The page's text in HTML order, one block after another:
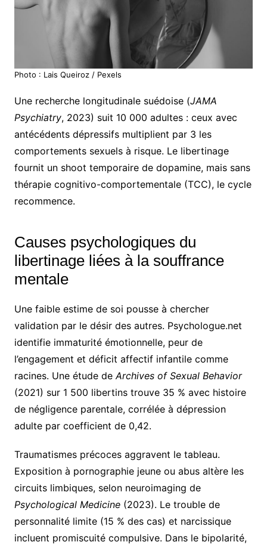
Photo : Lais Queiroz / Pexels
Une recherche longitudinale suédoise (JAMA
Psychiatry, 2023) suit 10 000 adultes : ceux avec
antécédents dépressifs multiplient par 3 les
comportements sexuels à risque. Le libertinage
fournit un shoot temporaire de dopamine, mais sans
thérapie cognitivo-comportementale (TCC), le cycle
recommence.
Causes psychologiques du
libertinage liées à la souffrance
mentale
Une faible estime de soi pousse à chercher
validation par le désir des autres. Psychologue.net
identifie immaturité émotionnelle, peur de
l’engagement et déficit affectif infantile comme
racines. Une étude deArchives of Sexual Behavior
(2021) sur 1 500 libertins trouve 35 % avec histoire
de négligence parentale, corrélée à dépression
adulte par coefficient de 0,42.
Traumatismes précoces aggravent le tableau.
Exposition à pornographie jeune ou abus altère les
circuits limbiques, selon neuroimaging de
Psychological Medicine(2023). Le trouble de
personnalité limite (15 % des cas) et narcissique
incluent promiscuité compulsive. Dans le bipolarité,